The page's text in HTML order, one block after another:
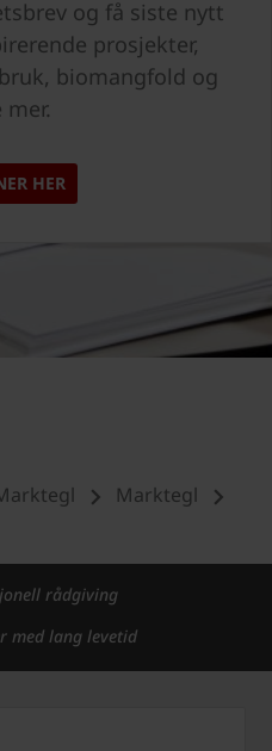
og få siste nytt
prosjekter,
biomangfold og
mer.
HER
Marktegl
rådgiving
med lang levetid